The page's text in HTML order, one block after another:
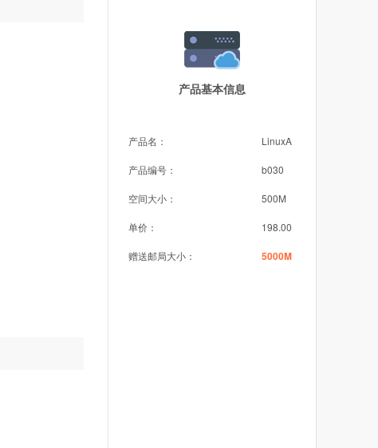
产品基本信息
产品名： LinuxA
产品编号： b030
空间大小： 500M
单价： 198.00
赠送邮局大小： 5000M